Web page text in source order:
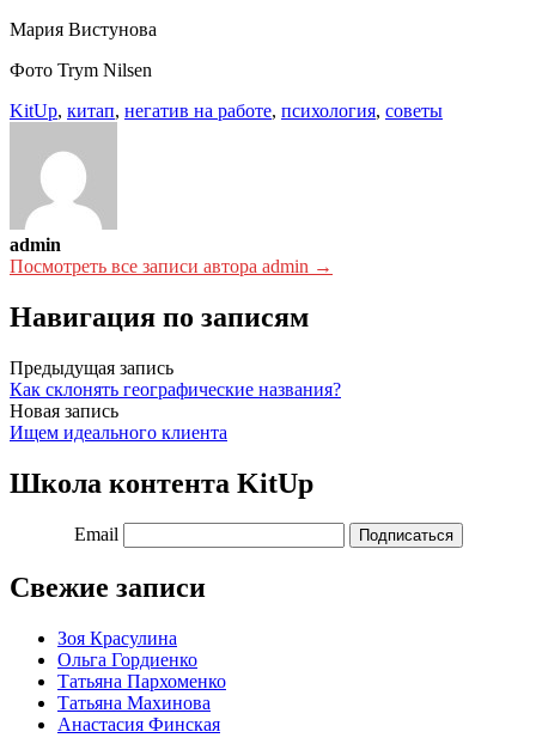
Мария Вистунова
Фото Trym Nilsen
KitUp, китап, негатив на работе, психология, советы
admin
Посмотреть все записи автора admin →
Навигация по записям
Предыдущая запись
Как склонять географические названия?
Новая запись
Ищем идеального клиента
Школа контента KitUp
Email Подписаться
Свежие записи
Зоя Красулина
Ольга Гордиенко
Татьяна Пархоменко
Татьяна Махинова
Анастасия Финская